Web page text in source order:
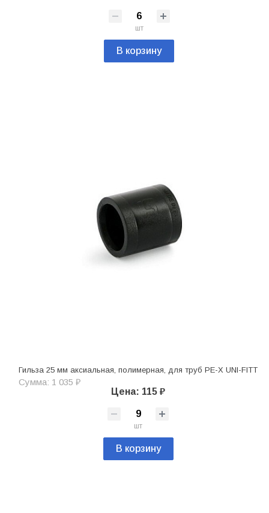
шт
В корзину
Гильза 25 мм аксиальная, полимерная, для труб PE-X UNI-FITT
Сумма: 1 035 ₽
Цена: 115 ₽
шт
В корзину